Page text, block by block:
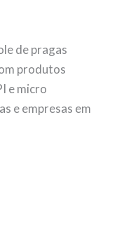
de pragas
produtos
e micro
e empresas em